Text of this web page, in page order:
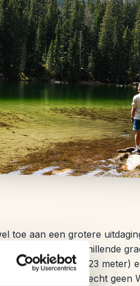
toe aan een grotere
zijn hikes in verschillende
Bobotov Kuk (2523 meter)
gradaties, je hoeft echt geen